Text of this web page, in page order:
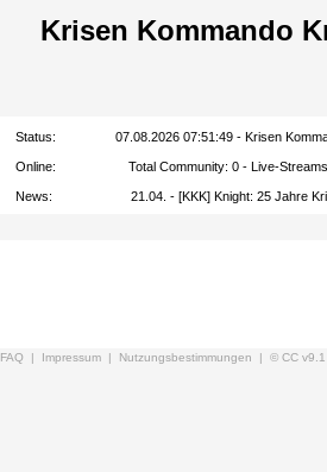
Krisen Kommando
Status: 07.08.2026 07:51:49 - Krisen
Online: Total Community: 0 - Live-
News: 21.04. - [KKK] Knight: 25 Jahre
FAQ | Impressum | Nutzungsbestimmungen | © CC v9.1